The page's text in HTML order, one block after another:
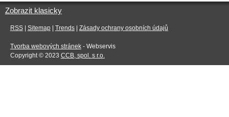
Zobrazit klasicky
RSS| Sitemap| Trends| Zásady ochrany osobních údajů
Tvorba webových stránek- Webservis
Copyright © 2023 CCB, spol. s r.o.